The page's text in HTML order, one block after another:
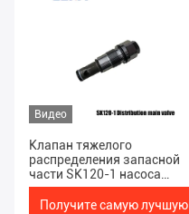
Видео
Клапан тяжелого
распределения запасной
части SK120-1 насоса
поршеня ЭКСКАВАТОРА
оборудования
Получите самую лучшую